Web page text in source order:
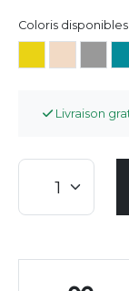
Coloris disponibles
Livraison